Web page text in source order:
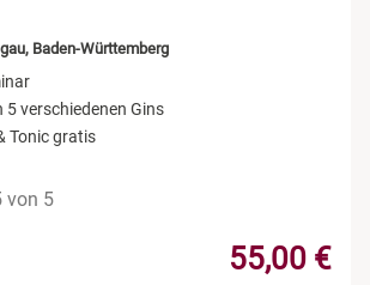
Baden-Württemberg
verschiedenen Gins
Tonic gratis
von 5
55,00 €